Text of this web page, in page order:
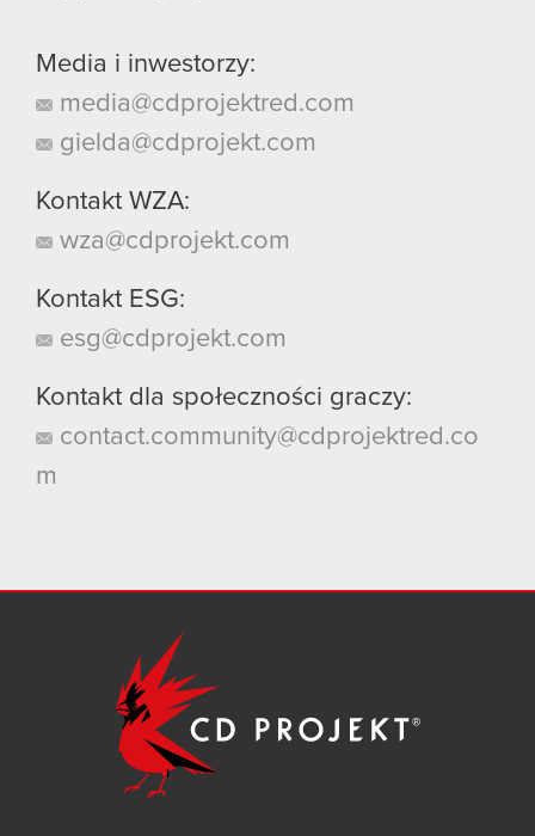
Media i inwestorzy:
media@cdprojektred.com
gielda@cdprojekt.com
Kontakt WZA:
wza@cdprojekt.com
Kontakt ESG:
esg@cdprojekt.com
Kontakt dla społeczności graczy:
contact.community@cdprojektred.co
m